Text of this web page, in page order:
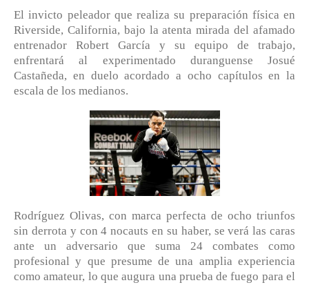
El invicto peleador que realiza su preparación física en
Riverside, California, bajo la atenta mirada del afamado
entrenador Robert García y su equipo de trabajo,
enfrentará al experimentado duranguense Josué
Castañeda, en duelo acordado a ocho capítulos en la
escala de los medianos.
Rodríguez Olivas, con marca perfecta de ocho triunfos
sin derrota y con 4 nocauts en su haber, se verá las caras
ante un adversario que suma 24 combates como
profesional y que presume de una amplia experiencia
como amateur, lo que augura una prueba de fuego para el